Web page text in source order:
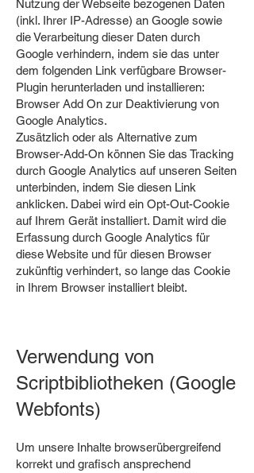
Nutzung der Webseite bezogenen Daten
(inkl. Ihrer IP-Adresse) an Google sowie
die Verarbeitung dieser Daten durch
Google verhindern, indem sie das unter
dem folgenden Link verfügbare Browser-
Plugin herunterladen und installieren:
Browser Add On zur Deaktivierung von
Google Analytics.
Zusätzlich oder als Alternative zum
Browser-Add-On können Sie das Tracking
durch Google Analytics auf unseren Seiten
unterbinden, indem Sie diesen Link
anklicken. Dabei wird ein Opt-Out-Cookie
auf Ihrem Gerät installiert. Damit wird die
Erfassung durch Google Analytics für
diese Website und für diesen Browser
zukünftig verhindert, so lange das Cookie
in Ihrem Browser installiert bleibt.
Verwendung von
Scriptbibliotheken (Google
Webfonts)
Um unsere Inhalte browserübergreifend
korrekt und grafisch ansprechend